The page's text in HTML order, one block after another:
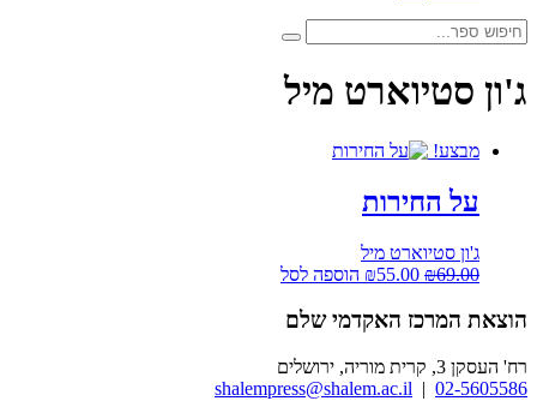
חיפוש:
חיפוש
ג'ון סטיוארט מיל
מבצע!
על החירות
ג'ון סטיוארט מיל
₪69.00
המחיר
היה:
₪55.00
המחיר
הוא:
₪55.00.
הוספה לסל
הוצאת המרכז האקדמי שלם
רח' העסקן 3, קרית מוריה, ירושלים
shalempress@shalem.ac.il | 02-5605586